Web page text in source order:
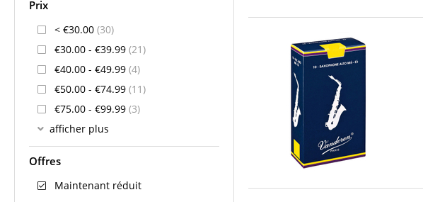
Prix
< €30.00 (30)
€30.00 - €39.99 (21)
€40.00 - €49.99 (4)
€50.00 - €74.99 (11)
€75.00 - €99.99 (3)
afficher plus
Offres
Maintenant réduit